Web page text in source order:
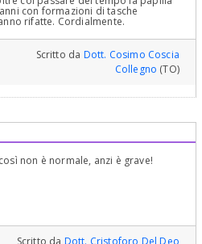
alle sue parole, ovviamente,
Gustavo Petti,
Gnatologia e Riabilitazione Orale
ed Ortodonzia e Pedodonzia la
con formazioni di tasche
rifatte. Cordialmente.
Scritto da Dott. Cosimo Coscia
Collegno (TO)
non è normale, anzi è grave!
Scritto da Dott. Cristoforo Del Deo